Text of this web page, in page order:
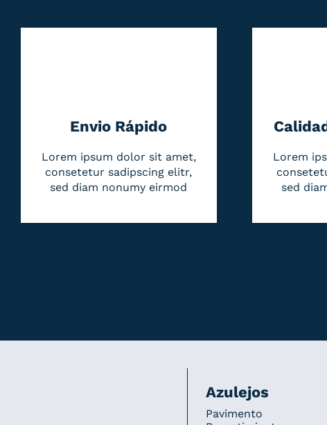
Envio Rápido
Lorem ipsum dolor sit amet,
consetetur sadipscing elitr,
sed diam nonumy eirmod
Lorem
sed
Azulejos
Pavimento